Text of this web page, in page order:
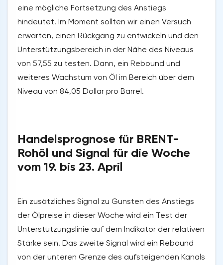
eine mögliche Fortsetzung des Anstiegs
hindeutet. Im Moment sollten wir einen Versuch
erwarten, einen Rückgang zu entwickeln und den
Unterstützungsbereich in der Nähe des Niveaus
von 57,55 zu testen. Dann, ein Rebound und
weiteres Wachstum von Öl im Bereich über dem
Niveau von 84,05 Dollar pro Barrel.
Handelsprognose für BRENT-
Rohöl und Signal für die Woche
vom 19. bis 23. April
Ein zusätzliches Signal zu Gunsten des Anstiegs
der Ölpreise in dieser Woche wird ein Test der
Unterstützungslinie auf dem Indikator der relativen
Stärke sein. Das zweite Signal wird ein Rebound
von der unteren Grenze des aufsteigenden Kanals